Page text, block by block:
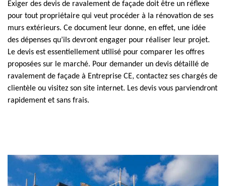
Exiger des devis de ravalement de façade doit être un réflexe
pour tout propriétaire qui veut procéder à la rénovation de ses
murs extérieurs. Ce document leur donne, en effet, une idée
des dépenses qu’ils devront engager pour réaliser leur projet.
Le devis est essentiellement utilisé pour comparer les offres
proposées sur le marché. Pour demander un devis détaillé de
ravalement de façade à Entreprise CE, contactez ses chargés de
clientèle ou visitez son site internet. Les devis vous parviendront
rapidement et sans frais.